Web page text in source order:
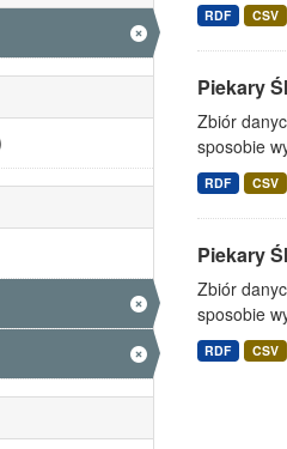
RDF CSV
Piekary
Zbiór
sposobie
RDF CSV
Piekary
Zbiór
sposobie
RDF CSV